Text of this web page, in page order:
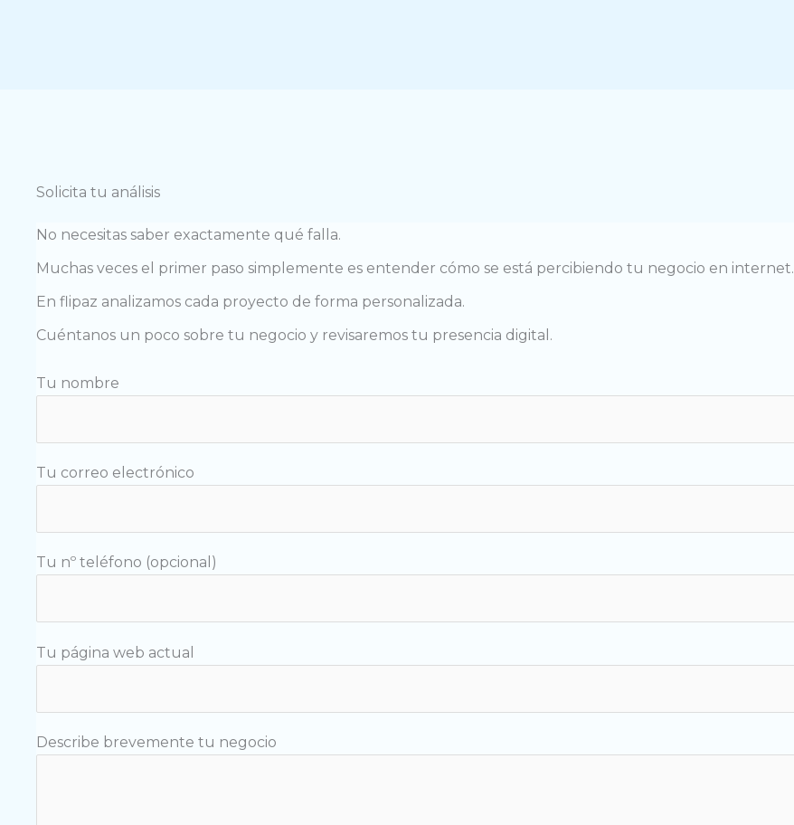
Solicita tu análisis
No necesitas saber exactamente qué falla.
Muchas veces el primer paso simplemente es entender cómo se está percibiendo tu negocio en internet.
En flipaz analizamos cada proyecto de forma personalizada.
Cuéntanos un poco sobre tu negocio y revisaremos tu presencia digital.
Tu nombre
Tu correo electrónico
Tu nº teléfono (opcional)
Tu página web actual
Describe brevemente tu negocio